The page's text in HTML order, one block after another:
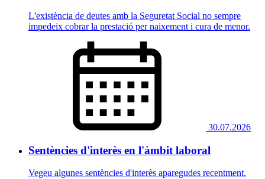
L'existència de deutes amb la Seguretat Social no sempre
impedeix cobrar la prestació per naixement i cura de menor.
30.07.2026
Sentències d'interès en l'àmbit laboral
Vegeu algunes sentències d'interès aparegudes recentment.